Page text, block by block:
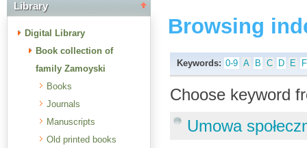
Library
Digital Library
Book collection of
family Zamoyski
Books
Journals
Manuscripts
Old printed books
Browsing
Keywords: 0-9 A B C D E F
Choose keyword
Umowa